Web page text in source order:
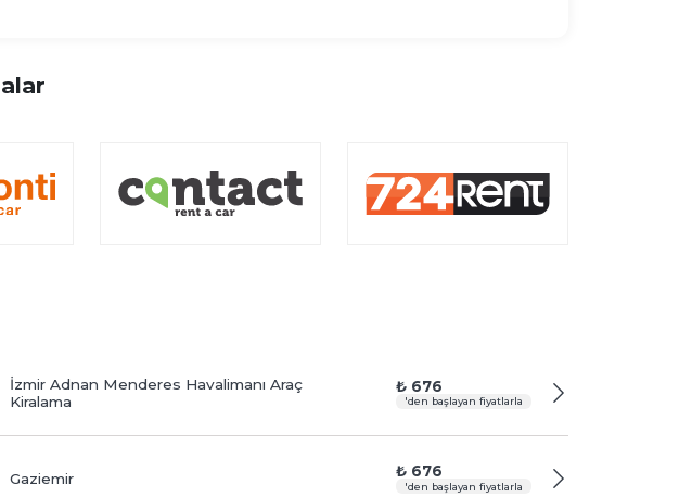
İzmir Adnan Menderes Havalimanı Araç
Kiralama
₺ 676
'den başlayan fiyatlarla
Gaziemir ₺ 676
'den başlayan fiyatlarla